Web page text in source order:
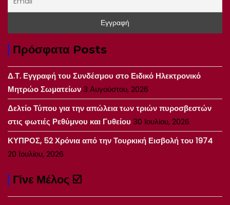
Πρόσφατα Posts
Δ.Τ. Εγγραφή του Συνδέσμου στο Ειδικό Ηλεκτρονικό
Μητρώο Σωματείων3 Αυγούστου, 2026
Δελτίο Τύπου για την απώλεια των τριών πυροσβεστών
στις φωτιές Ρεθύμνου και Γυθείου 30 Ιουλίου, 2026
ΚΥΠΡΟΣ, 52 Χρόνια από την Τουρκική Εισβολή του 1974
20 Ιουλίου, 2026
Γίνε Μέλος ☑️